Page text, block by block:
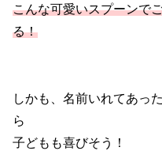
こんな可愛いスプーンで
る！
しかも、名前いれてあっ
ら
子どもも喜びそう！